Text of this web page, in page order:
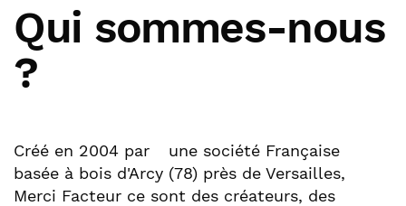
Qui sommes-nous
?
Créé en 2004 par
une société Française
basée à bois d'Arcy (78) près de Versailles,
Merci Facteur ce sont des créateurs, des